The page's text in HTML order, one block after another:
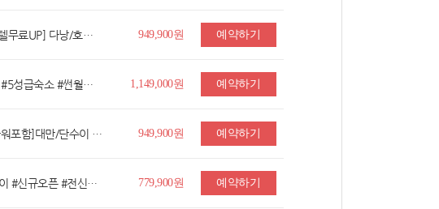
■출발확정■[인기있다낭/호텔무료UP] 다낭/호이안/바나힐 5일 (5성 알란씨 동급) 949,900원 예약하기
부산 [NO옵션] 푸꾸옥 5일 ▶#5성급숙소 #썬월드케이블카 #빈펄사파리 #키스오브더씨 #마사지90분 #야시장2회 1,149,000원 예약하기
[땡처리전용][BEST픽][101타워포함]대만/단수이 5일 (시외4성/야류/지우펀/스펀) 949,900원 예약하기
[출발확정] 보홀 5일 #돌핀베이 #신규오픈 #전신마사지 #다이빙강습 #알로나비치 #보홀시티투어 #특식3회 779,900원 예약하기